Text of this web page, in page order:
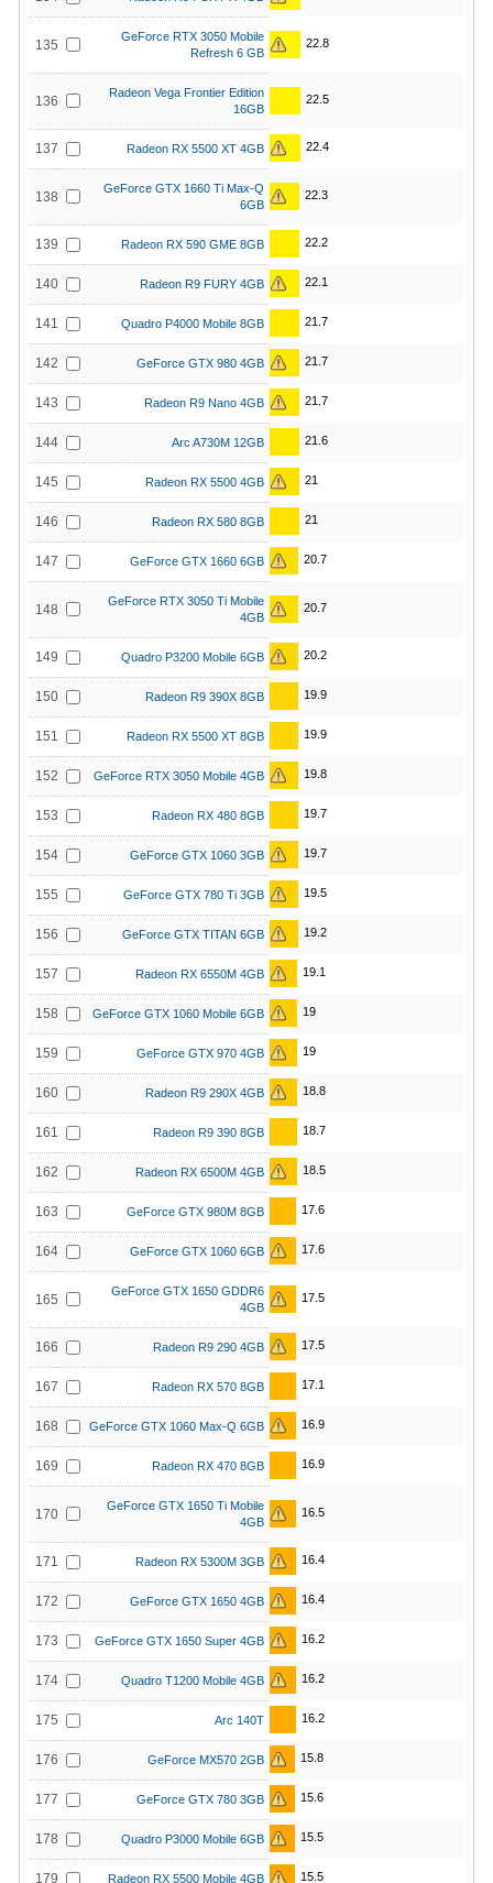
135
GeForce RTX 3050 Mobile
Refresh 6 GB
22.8
136
Radeon Vega Frontier Edition
16GB
22.5
137 Radeon RX 5500 XT 4GB 22.4
138
GeForce GTX 1660 Ti Max-Q
6GB
22.3
139 Radeon RX 590 GME 8GB 22.2
140 Radeon R9 FURY 4GB 22.1
141 Quadro P4000 Mobile 8GB 21.7
142 GeForce GTX 980 4GB 21.7
143 Radeon R9 Nano 4GB 21.7
144 Arc A730M 12GB 21.6
145 Radeon RX 5500 4GB 21
146 Radeon RX 580 8GB 21
147 GeForce GTX 1660 6GB 20.7
148
GeForce RTX 3050 Ti Mobile
4GB
20.7
149 Quadro P3200 Mobile 6GB 20.2
150 Radeon R9 390X 8GB 19.9
151 Radeon RX 5500 XT 8GB 19.9
152 GeForce RTX 3050 Mobile 4GB 19.8
153 Radeon RX 480 8GB 19.7
154 GeForce GTX 1060 3GB 19.7
155 GeForce GTX 780 Ti 3GB 19.5
156 GeForce GTX TITAN 6GB 19.2
157 Radeon RX 6550M 4GB 19.1
158 GeForce GTX 1060 Mobile 6GB 19
159 GeForce GTX 970 4GB 19
160 Radeon R9 290X 4GB 18.8
161 Radeon R9 390 8GB 18.7
162 Radeon RX 6500M 4GB 18.5
163 GeForce GTX 980M 8GB 17.6
164 GeForce GTX 1060 6GB 17.6
165
GeForce GTX 1650 GDDR6
4GB
17.5
166 Radeon R9 290 4GB 17.5
167 Radeon RX 570 8GB 17.1
168 GeForce GTX 1060 Max-Q 6GB 16.9
169 Radeon RX 470 8GB 16.9
170
GeForce GTX 1650 Ti Mobile
4GB
16.5
171 Radeon RX 5300M 3GB 16.4
172 GeForce GTX 1650 4GB 16.4
173 GeForce GTX 1650 Super 4GB 16.2
174 Quadro T1200 Mobile 4GB 16.2
175 Arc 140T 16.2
176 GeForce MX570 2GB 15.8
177 GeForce GTX 780 3GB 15.6
178 Quadro P3000 Mobile 6GB 15.5
179 Radeon RX 5500 Mobile 4GB 15.5